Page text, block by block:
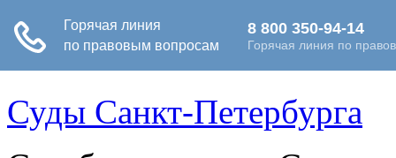
Суды Санкт-Петербурга